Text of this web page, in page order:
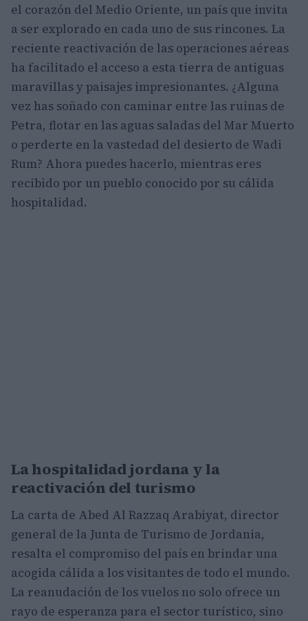
el corazón del Medio Oriente, un país que invita
a ser explorado en cada uno de sus rincones. La
reciente reactivación de las operaciones aéreas
ha facilitado el acceso a esta tierra de antiguas
maravillas y paisajes impresionantes. ¿Alguna
vez has soñado con caminar entre las ruinas de
Petra, flotar en las aguas saladas del Mar Muerto
o perderte en la vastedad del desierto de Wadi
Rum? Ahora puedes hacerlo, mientras eres
recibido por un pueblo conocido por su cálida
hospitalidad.
La hospitalidad jordana y la
reactivación del turismo
La carta de Abed Al Razzaq Arabiyat, director
general de la Junta de Turismo de Jordania,
resalta el compromiso del país en brindar una
acogida cálida a los visitantes de todo el mundo.
La reanudación de los vuelos no solo ofrece un
rayo de esperanza para el sector turístico, sino